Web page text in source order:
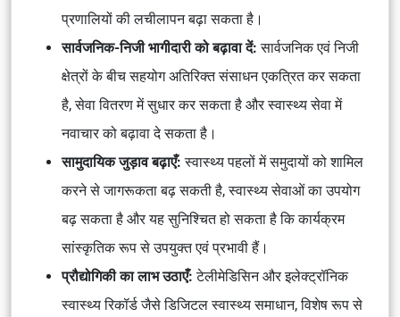
प्रणालियों की लचीलापन बढ़ा सकता है।
सार्वजनिक-निजी भागीदारी को बढ़ावा दें: सार्वजनिक एवं निजी
क्षेत्रों के बीच सहयोग अतिरिक्त संसाधन एकत्रित कर सकता
है, सेवा वितरण में सुधार कर सकता है और स्वास्थ्य सेवा में
नवाचार को बढ़ावा दे सकता है।
सामुदायिक जुड़ाव बढ़ाएँ:स्वास्थ्य पहलों में समुदायों को शामिल
करने से जागरूकता बढ़ सकती है, स्वास्थ्य सेवाओं का उपयोग
बढ़ सकता है और यह सुनिश्चित हो सकता है कि कार्यक्रम
सांस्कृतिक रूप से उपयुक्त एवं प्रभावी हैं।
प्रौद्योगिकी का लाभ उठाएँ:टेलीमेडिसिन और इलेक्ट्रॉनिक
स्वास्थ्य रिकॉर्ड जैसे डिजिटल स्वास्थ्य समाधान, विशेष रूप से